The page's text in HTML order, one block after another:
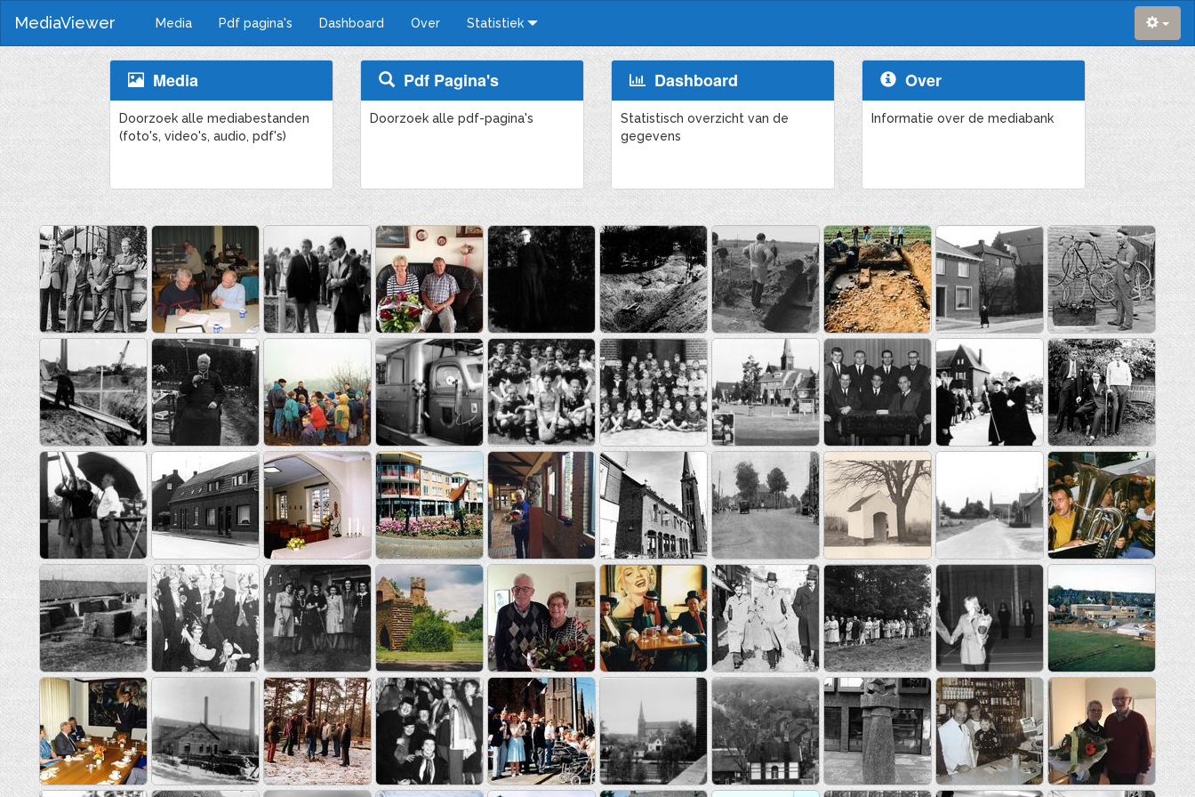
MediaViewer Media Pdf pagina's Dashboard Over Statistiek
Media
Doorzoek alle mediabestanden
(foto's, video's, audio, pdf's)
Pdf Pagina's
Doorzoek alle pdf-pagina's
Dashboard
Statistisch overzicht van de
gegevens
Over
Informatie over de mediabank